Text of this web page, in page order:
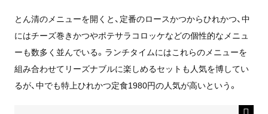
とん清のメニューを開くと、定番のロースかつからひれかつ、中
にはチーズ巻きかつやポテサラコロッケなどの個性的なメニュ
ーも数多く並んでいる。ランチタイムにはこれらのメニューを
組み合わせてリーズナブルに楽しめるセットも人気を博してい
るが、中でも特上ひれかつ定食1980円の人気が高いという。